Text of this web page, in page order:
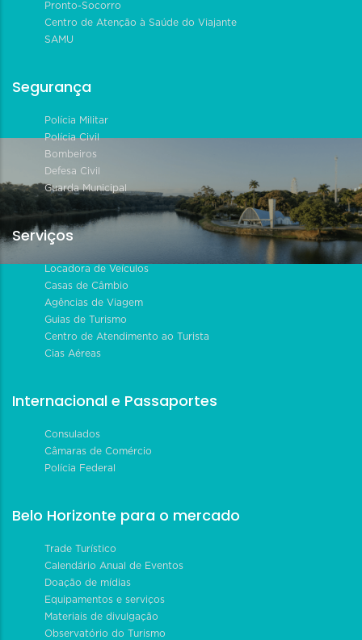
Pronto-Socorro
Centro de Atenção à Saúde do Viajante
SAMU
Segurança
Polícia Militar
Polícia Civil
Bombeiros
Defesa Civil
Guarda Municipal
Serviços
Locadora de Veículos
Casas de Câmbio
Agências de Viagem
Guias de Turismo
Centro de Atendimento ao Turista
Cias Aéreas
Internacional e Passaportes
Consulados
Câmaras de Comércio
Polícia Federal
Belo Horizonte para o mercado
Trade Turístico
Calendário Anual de Eventos
Doação de mídias
Equipamentos e serviços
Materiais de divulgação
Observatório do Turismo